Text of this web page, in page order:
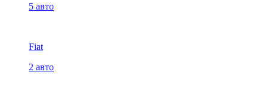
5 авто
Fiat
2 авто